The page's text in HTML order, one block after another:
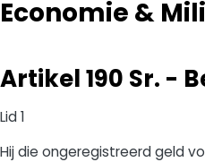
Economie &
Artikel 190 Sr. -
Lid 1
Hij die ongeregistreerd geld